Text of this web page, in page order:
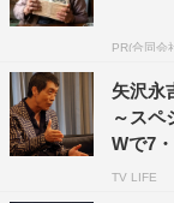
PR(合同会
矢沢永
～スペ
Wで7
TV LIFE